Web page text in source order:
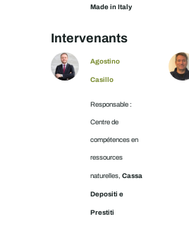
Made in Italy
Intervenants
Agostino
Casillo
Responsable :
Centre de
compétences en
ressources
naturelles, Cassa
Depositi e
Prestiti